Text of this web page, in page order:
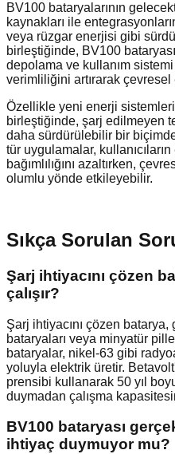
BV100 bataryalarının
kaynakları ile
veya rüzgar enerjisi gibi
birleştiğinde, BV100
depolama ve kullanım
verimliliğini artırarak
Özellikle yeni enerji
birleştiğinde, şarj edilmeyen
daha sürdürülebilir bir biçimde
tür uygulamalar,
bağımlılığını azaltırken,
olumlu yönde etkileyebilir.
Sıkça Sorulan
Şarj ihtiyacını çözen
çalışır?
Şarj ihtiyacını çözen
bataryaları veya minyatür
bataryalar, nikel-63 gibi
yoluyla elektrik üretir.
prensibi kullanarak 50 yıl
duymadan çalışma
BV100 bataryası
ihtiyaç duymuyor mu?